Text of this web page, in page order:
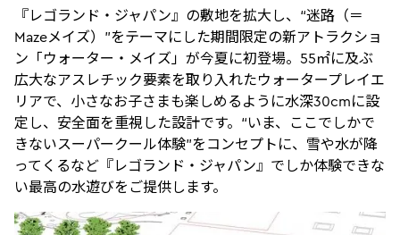
『レゴランド・ジャパン』の敷地を拡大し、“迷路（＝
Mazeメイズ）”をテーマにした期間限定の新アトラクショ
ン「ウォーター・メイズ」が今夏に初登場。55㎡に及ぶ
広大なアスレチック要素を取り入れたウォータープレイエ
リアで、小さなお子さまも楽しめるように水深30cmに設
定し、安全面を重視した設計です。“いま、ここでしかで
きないスーパークール体験”をコンセプトに、雪や水が降
ってくるなど『レゴランド・ジャパン』でしか体験できな
い最高の水遊びをご提供します。